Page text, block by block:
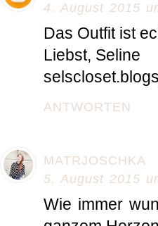
4. August 2015
Das Outfit ist
Liebst, Seline
ANTWORTEN
MATRJOSCHKA
5. August 2015
Wie immer